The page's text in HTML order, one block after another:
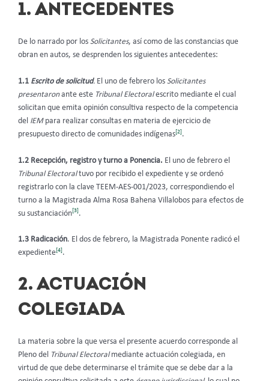
1. ANTECEDENTES
De lo narrado por los Solicitantes, así como de las constancias que
obran en autos, se desprenden los siguientes antecedentes:
1.1 Escrito de solicitud. El uno de febrero los Solicitantes
presentaronante este Tribunal Electoralescrito mediante el cual
solicitan que emita opinión consultiva respecto de la competencia
del IEM para realizar consultas en materia de ejercicio de
presupuesto directo de comunidades indígenas[2].
1.2 Recepción, registro y turno a Ponencia. El uno de febrero el
Tribunal Electoraltuvo por recibido el expediente y se ordenó
registrarlo con la clave TEEM-AES-001/2023, correspondiendo el
turno a la Magistrada Alma Rosa Bahena Villalobos para efectos de
su sustanciación [3] .
1.3 Radicación. El dos de febrero, la Magistrada Ponente radicó el
expediente[4].
2. ACTUACIÓN
COLEGIADA
La materia sobre la que versa el presente acuerdo corresponde al
Pleno del
Tribunal Electoral mediante actuación colegiada, en
virtud de que debe determinarse el trámite que se debe dar a la